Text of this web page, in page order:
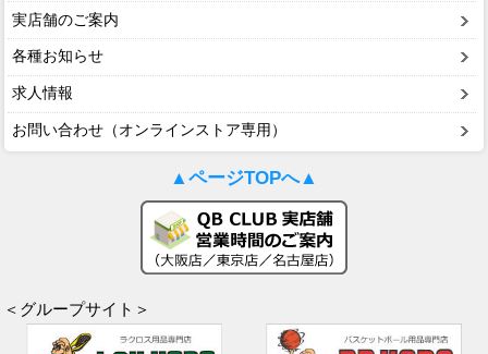
実店舗のご案内
各種お知らせ
求人情報
お問い合わせ（オンラインストア専用）
▲ページTOPへ▲
＜グループサイト＞